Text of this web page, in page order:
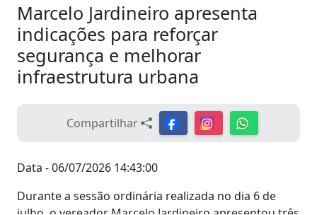
Marcelo Jardineiro apresenta
indicações para reforçar
segurança e melhorar
infraestrutura urbana
Compartilhar
Data - 06/07/2026 14:43:00
Durante a sessão ordinária realizada no dia 6 de